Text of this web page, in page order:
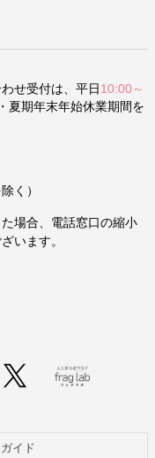
せ受付は、平日 10:00～
夏期年末年始休業期間を
く）
場合、電話窓口の縮小
います。
イド